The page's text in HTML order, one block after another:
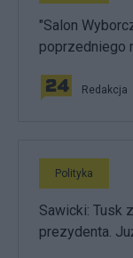
"Salon
poprzedniego
Redakcja
Polityka
Sawicki: Tusk
prezydenta.